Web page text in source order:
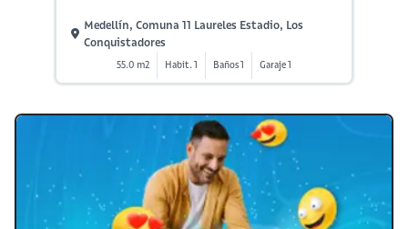
Medellín, Comuna 11 Laureles Estadio, Los
Conquistadores
55.0 m2 Habit. 1 Baños 1 Garaje 1